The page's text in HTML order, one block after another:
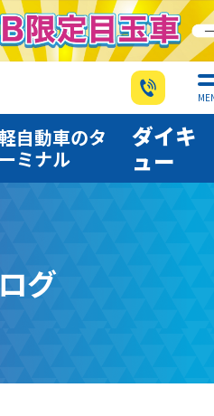
自動車のタ
ーミナル
ダイキ
ュー
グ